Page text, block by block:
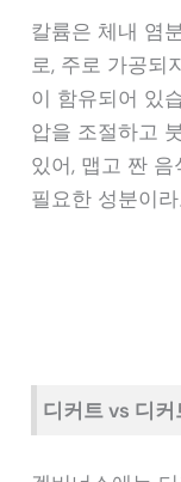
칼륨은 체내 염
로, 주로 가공되
이 함유되어 있
압을 조절하고
있어, 맵고 짠
필요한 성분이
디커트 vs 디